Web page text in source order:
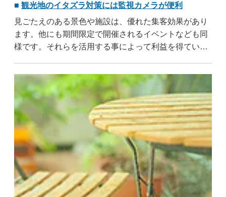
観光地のイタズラ対策には監視カメラが便利
見ごたえのある景色や施設は、優れた集客効果があり
ます。他にも期間限定で開催されるイベントなども同
様です。それらを活用する事によって利益を得ている
いる人々にとって、その地域に存在しているものは全
て宝です。しかし観光地の価値を理解していない人は
.....すべて読む